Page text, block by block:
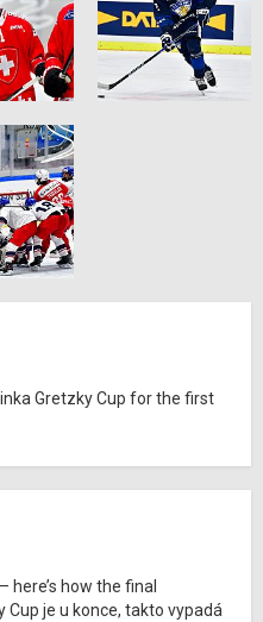
Gretzky Cup for the first
here’s how the final
Cup je u konce, takto vypadá